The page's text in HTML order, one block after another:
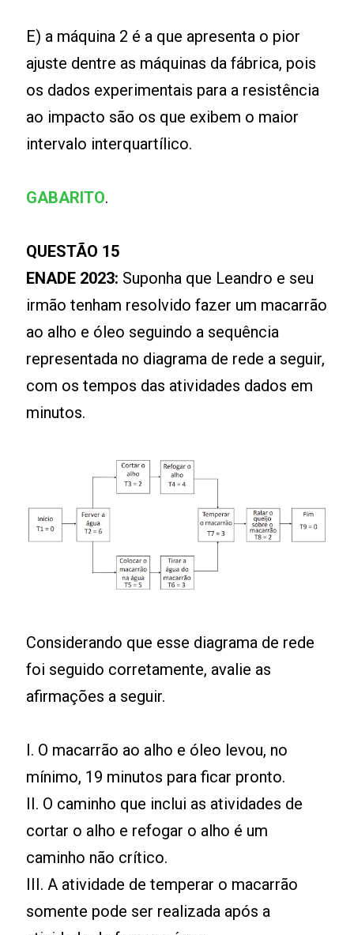
E) a máquina 2 é a que apresenta o pior
ajuste dentre as máquinas da fábrica, pois
os dados experimentais para a resistência
ao impacto são os que exibem o maior
intervalo interquartílico.
GABARITO.
QUESTÃO 15
ENADE 2023: Suponha que Leandro e seu
irmão tenham resolvido fazer um macarrão
ao alho e óleo seguindo a sequência
representada no diagrama de rede a seguir,
com os tempos das atividades dados em
minutos.
Considerando que esse diagrama de rede
foi seguido corretamente, avalie as
afirmações a seguir.
I. O macarrão ao alho e óleo levou, no
mínimo, 19 minutos para ficar pronto.
II. O caminho que inclui as atividades de
cortar o alho e refogar o alho é um
caminho não crítico.
III. A atividade de temperar o macarrão
somente pode ser realizada após a